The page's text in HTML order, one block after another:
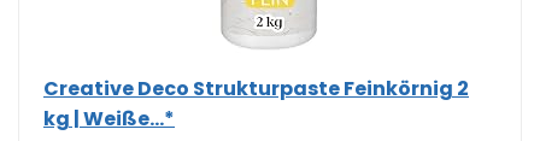
Creative Deco Strukturpaste Feinkörnig 2
kg | Weiße...*